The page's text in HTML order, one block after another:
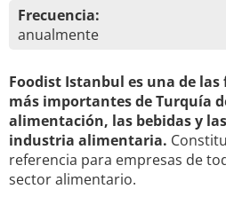
Frecuencia:
anualmente
Foodist Istanbul es una de
más importantes de Turquía
alimentación, las bebidas y
industria alimentaria.
referencia para empresas de
sector alimentario.